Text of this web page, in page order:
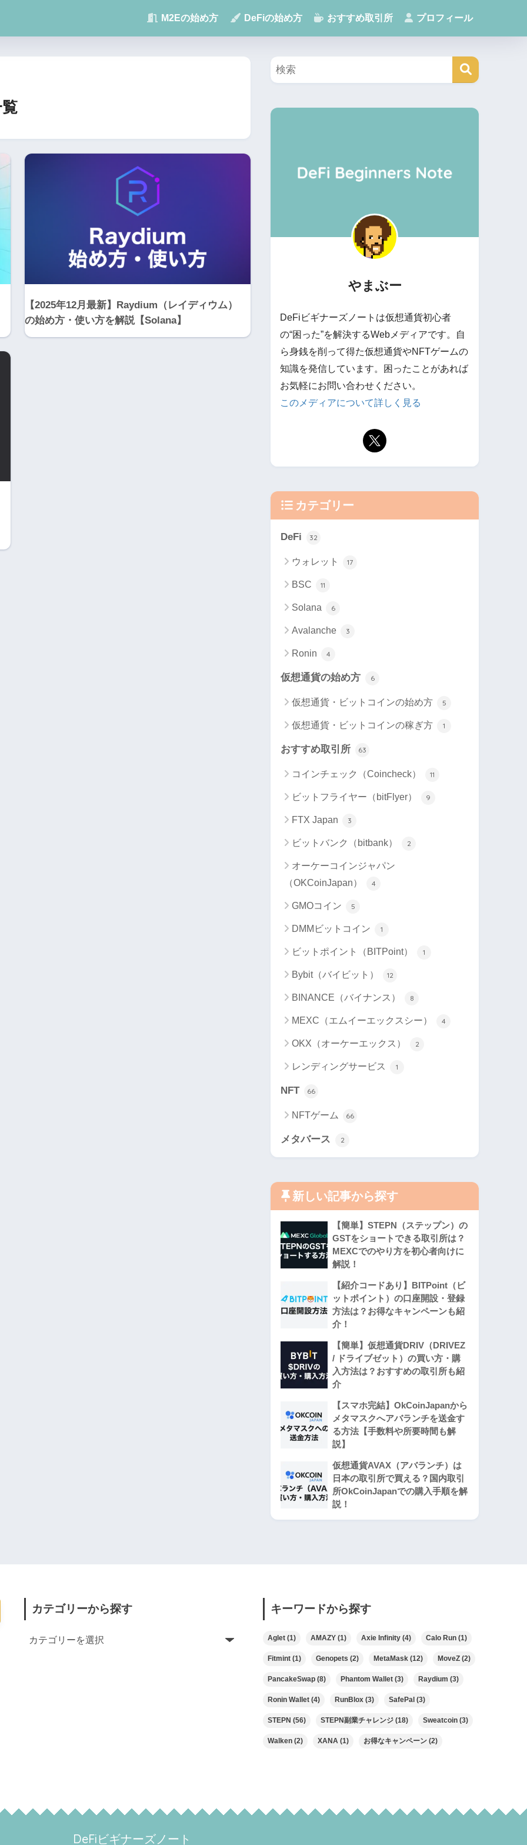
M2Eの始め方 DeFiの始め方 おすすめ取引所 プロフィール
【2025年12月最新】Raydium（レイディウム）
の始め方・使い方を解説【Solana】
やまぶー
DeFiビギナーズノートは仮想通貨初心者
の“困った”を解決するWebメディアです。自
ら身銭を削って得た仮想通貨やNFTゲームの
知識を発信しています。困ったことがあれば
お気軽にお問い合わせください。
このメディアについて詳しく見る
カテゴリー
DeFi 32
ウォレット 17
BSC 11
Solana 6
Avalanche 3
Ronin 4
仮想通貨の始め方 6
仮想通貨・ビットコインの始め方 5
仮想通貨・ビットコインの稼ぎ方 1
おすすめ取引所 63
コインチェック（Coincheck） 11
ビットフライヤー（bitFlyer） 9
FTX Japan 3
ビットバンク（bitbank） 2
オーケーコインジャパン
（OKCoinJapan）
4
GMOコイン 5
DMMビットコイン 1
ビットポイント（BITPoint） 1
Bybit（バイビット） 12
BINANCE（バイナンス） 8
MEXC（エムイーエックスシー） 4
OKX（オーケーエックス） 2
レンディングサービス 1
NFT 66
NFTゲーム 66
メタバース 2
新しい記事から探す
【簡単】STEPN（ステップン）の
GSTをショートできる取引所は？
MEXCでのやり方を初心者向けに
解説！
【紹介コードあり】BITPoint（ビ
ットポイント）の口座開設・登録
方法は？お得なキャンペーンも紹
介！
【簡単】仮想通貨DRIV（DRIVEZ
/ ドライブゼット）の買い方・購
入方法は？おすすめの取引所も紹
介
【スマホ完結】OkCoinJapanから
メタマスクへアバランチを送金す
る方法【手数料や所要時間も解
説】
仮想通貨AVAX（アバランチ）は
日本の取引所で買える？国内取引
所OkCoinJapanでの購入手順を解
説！
カテゴリーから探す キーワードから探す
Aglet (1) AMAZY (1) Axie Infinity (4) Calo Run (1)
Fitmint (1) Genopets (2) MetaMask (12) MoveZ (2)
PancakeSwap (8) Phantom Wallet (3) Raydium (3)
Ronin Wallet (4) RunBlox (3) SafePal (3)
STEPN (56) STEPN副業チャレンジ (18) Sweatcoin (3)
Walken (2) XANA (1) お得なキャンペーン (2)
DeFiビギナーズノート